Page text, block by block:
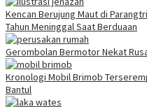
Kencan Berujung Maut di
Tahun Meninggal Saat Berduaan
Gerombolan Bermotor Nekat
Kronologi Mobil Brimob
Bantul